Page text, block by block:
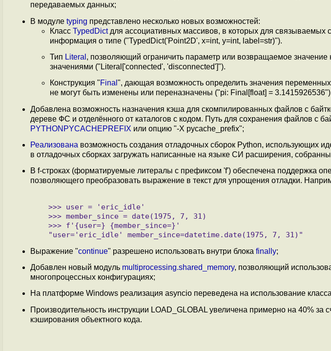
передаваемых данных;
В модуле typing представлено несколько новых возможностей:
Класс TypedDictдля ассоциативных массивов, в которых для связываемых
информация о типе ("TypedDict('Point2D', x=int, y=int, label=str)").
Тип Literal , позволяющий ограничить параметр или возвращаемое
значениями ("Literal['connected', 'disconnected']").
Конструкция "Final ", дающая возможность определить значения
не могут быть изменены или переназначены ("pi: Final[float] =
Добавлена возможность назначения кэша для скомпилированных файлов с
дереве ФС и отделённого от каталогов с кодом. Путь для сохранения файлов с
PYTHONPYCACHEPREFIX или опцию "-X pycache_prefix";
Реализована возможность создания отладочных сборок Python, использующих
в отладочных сборках загружать написанные на языке СИ расширения,
В f-строках (форматируемые литералы с префиксом 'f') обеспечена поддержка
позволяющего преобразовать выражение в текст для упрощения отладки.
Выражение "continue" разрешено использовать внутри блока finally;
Добавлен новый модуль multiprocessing.shared_memory, позволяющий
многопроцессных конфигурациях;
На платформе Windows реализация asyncio переведена на использование класса
Производительность инструкции LOAD_GLOBAL увеличена примерно на 40% за
кэширования объектного кода.